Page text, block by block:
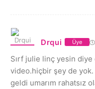
Drqui Üye
Sırf julie linç yesin diye
video.hiçbir şey de yok.
geldi umarım rahatsız